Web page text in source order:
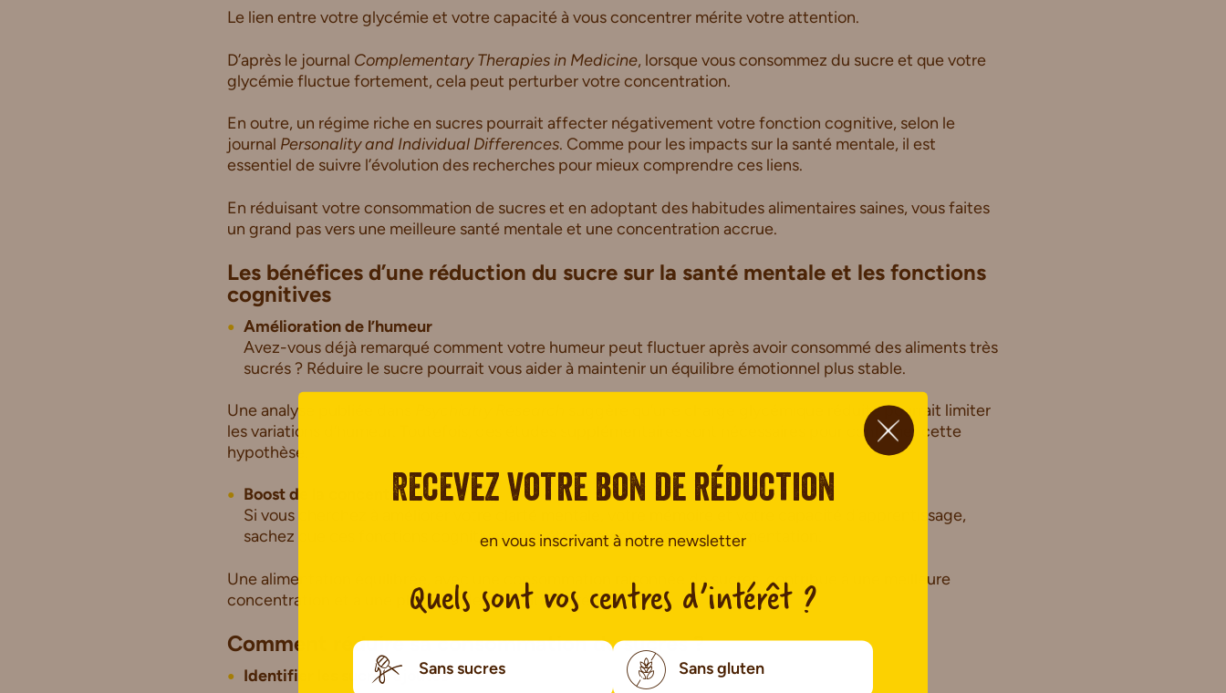
Le lien entre votre glycémie et votre capacité à vous concentrer mérite votre attention.
D’après le journal Complementary Therapies in Medicine, lorsque vous consommez du sucre et que votre
glycémie fluctue fortement, cela peut perturber votre concentration.
En outre, un régime riche en sucres pourrait affecter négativement votre fonction cognitive, selon le
journal Personality and Individual Differences. Comme pour les impacts sur la santé mentale, il est
essentiel de suivre l’évolution des recherches pour mieux comprendre ces liens.
En réduisant votre consommation de sucres et en adoptant des habitudes alimentaires saines, vous faites
un grand pas vers une meilleure santé mentale et une concentration accrue.
Les bénéfices d’une réduction du sucre sur la santé mentale et les fonctions
cognitives
Amélioration de l’humeur
Avez-vous déjà remarqué comment votre humeur peut fluctuer après avoir consommé des aliments très
sucrés ? Réduire le sucre pourrait vous aider à maintenir un équilibre émotionnel plus stable.
Une analyse publiée dans
suggère qu’une charge glycémique réduite pourrait limiter
les variations d’humeur. Toutefois, des études supplémentaires sont nécessaires pour confirmer cette
hypothèse.
Boost de la concentration
Si vous cherchez à améliorer votre clarté mentale, votre mémoire et votre capacité d’apprentissage,
sachez que ces fonctions cognitives sont étroitement liées à votre alimentation.
Une alimentation équilibrée, avec une consommation raisonnée de sucres, contribue à une meilleure
concentration et à une plus grande capacité de réflexion.
Comment réduire sa consommation de sucres ?
Identifier les sucres ajoutés
Recevez votre bon de réduction
en vous inscrivant à notre newsletter
Quels sont vos centres d’intérêt ?
Sans sucres Sans gluten